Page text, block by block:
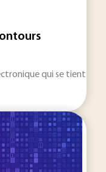
qui se tient du